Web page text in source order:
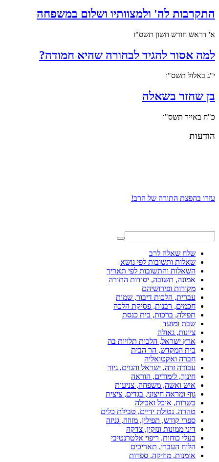
התקרבות לה' ולמצוותיו ושלום במשפחה
א' דראש חודש חשון תשס"ז
למה אסור להגיד לבחורה שהיא חמודה?
י"ג באלול תשס"ו
בן שחזר בשאלה
כ"ח באייר תשס"ו
הודעות
עזרו בהפצת התורה של הרב!
שלח שאלה לרב
שאלות ותשובות לפי נושא
השאלות והתשובות לפי תאריך
אמונה, תשובה, יסודות התורה
מקורות ופירושיהם
עברית, הלכות דיבור, שמות
חכמים, רבנות, פסיקת הלכה
תפילה, ברכות, בית כנסת
שבת ומועד
ציונות, גאולה
ארץ ישראל, הלכות תלויות בה
בית המקדש, הר הבית
חברה ואקטואליה
עבודה זרה, ישראל והגוים, גיור
חינוך, לימודים, הוראה
איש ואשה, משפחה, צניעות
גוף ומראה חיצוני, בגדים, ציצית
כשרות, אוכל ואכילה
טהרה, נטילת ידיים, טבילת כלים
ספרי קודש, תפילין, מזוזה, גניזה
דיני ממונות ונזקין, צדקה
בעלי כוחות, ריפוי אלטרנטיבי
הלוח העברי, תאריכים
אומנות, מוזיקה, ספרות